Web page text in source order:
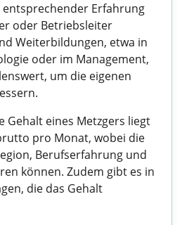
Erfahrung
oder Betriebsleiter
Weiterbildungen, etwa in
oder im Management,
um die eigenen
Gehalt eines Metzgers liegt
pro Monat, wobei die
Berufserfahrung und
können. Zudem gibt es in
die das Gehalt